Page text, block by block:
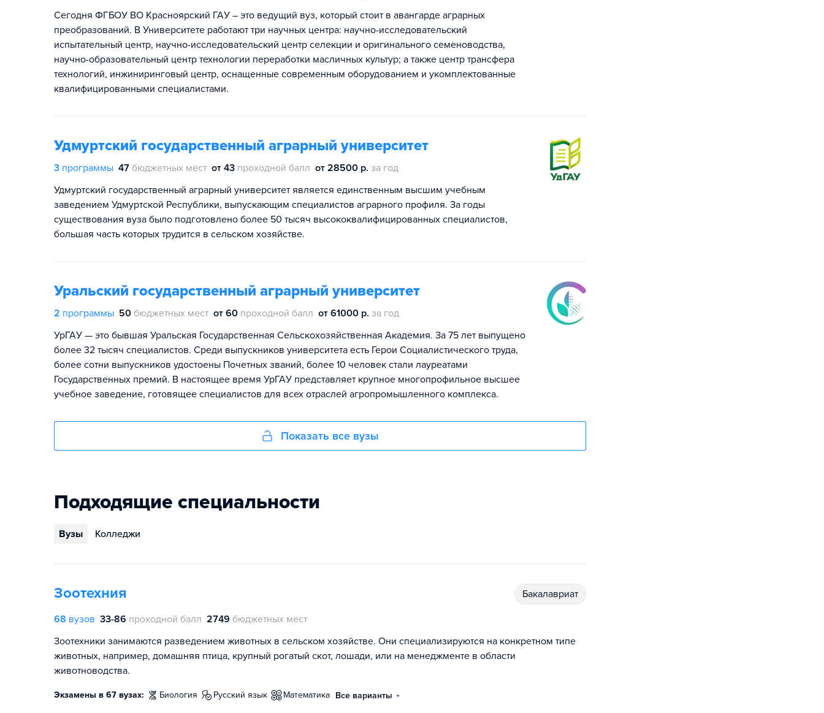
Сегодня ФГБОУ ВО Красноярский ГАУ – это ведущий вуз, который стоит в авангарде аграрных
преобразований. В Университете работают три научных центра: научно-исследовательский
испытательный центр, научно-исследовательский центр селекции и оригинального семеноводства,
научно-образовательный центр технологии переработки масличных культур; а также центр трансфера
технологий, инжиниринговый центр, оснащенные современным оборудованием и укомплектованные
квалифицированными специалистами.
Удмуртский государственный аграрный университет
3 программы 47 бюджетных мест от 43 проходной балл от 28500 р. за год
Удмуртский государственный аграрный университет является единственным высшим учебным
заведением Удмуртской Республики, выпускающим специалистов аграрного профиля. За годы
существования вуза было подготовлено более 50 тысяч высококвалифицированных специалистов,
большая часть которых трудится в сельском хозяйстве.
Уральский государственный аграрный университет
2 программы 50 бюджетных мест от 60 проходной балл от 61000 р. за год
УрГАУ — это бывшая Уральская Государственная Сельскохозяйственная Академия. За 75 лет выпущено
более 32 тысяч специалистов. Среди выпускников университета есть Герои Социалистического труда,
более сотни выпускников удостоены Почетных званий, более 10 человек стали лауреатами
Государственных премий. В настоящее время УрГАУ представляет крупное многопрофильное высшее
учебное заведение, готовящее специалистов для всех отраслей агропромышленного комплекса.
Показать все вузы
Подходящие специальности
Вузы Колледжи
Зоотехния бакалавриат
68 вузов 33-86 проходной балл 2749 бюджетных мест
Зоотехники занимаются разведением животных в сельском хозяйстве. Они специализируются на конкретном типе
животных, например, домашняя птица, крупный рогатый скот, лошади, или на менеджменте в области
животноводства.
Экзамены в 67 вузах: биология русский язык математика Все варианты